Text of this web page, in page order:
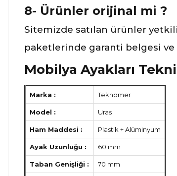
8- Ürünler orijinal mi ?
Sitemizde satılan ürünler
paketlerinde garanti belgesi
Mobilya Ayakları
Marka : Teknomer
Model : Uras
Ham Maddesi : Plastik + Alüminyum
Ayak Uzunluğu : 60 mm
Taban Genişliği : 70 mm